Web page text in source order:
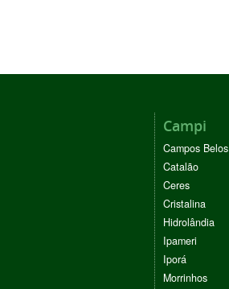
Campi
Campos Belos
Catalão
Ceres
Cristalina
Hidrolândia
Ipameri
Iporá
Morrinhos